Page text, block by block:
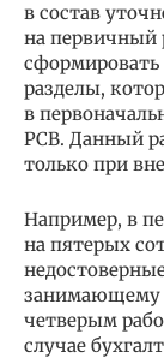
в состав
на первичный
разделы,
в
РСВ. Данный
только при
Например, в
на пятерых
занимающему
четверым
случае